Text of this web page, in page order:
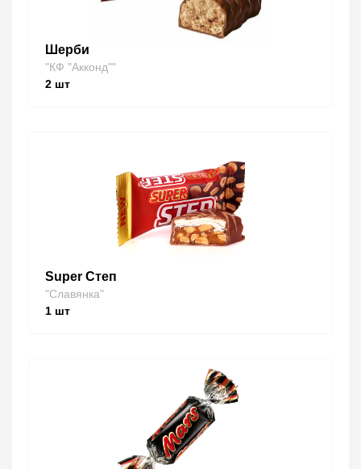
Шерби
"КФ "Акконд""
2 шт
Super Степ
"Славянка"
1 шт